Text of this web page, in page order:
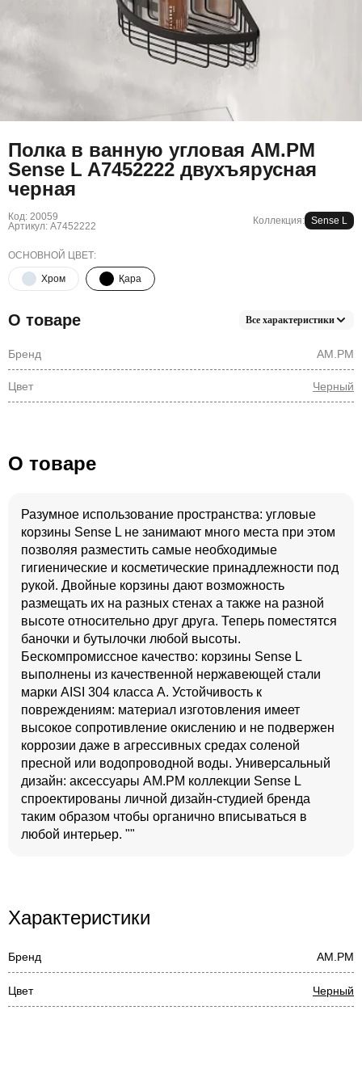
Полка в ванную угловая AM.PM
Sense L A7452222 двухъярусная
черная
Код: 20059
Артикул: A7452222
Коллекция: Sense L
ОСНОВНОЙ ЦВЕТ:
Хром Қара
О товаре Все характеристики
Бренд AM.PM
Цвет Черный
О товаре
Разумное использование пространства: угловые
корзины Sense L не занимают много места при этом
позволяя разместить самые необходимые
гигиенические и косметические принадлежности под
рукой. Двойные корзины дают возможность
размещать их на разных стенах а также на разной
высоте относительно друг друга. Теперь поместятся
баночки и бутылочки любой высоты.
Бескомпромиссное качество: корзины Sense L
выполнены из качественной нержавеющей стали
марки AISI 304 класса А. Устойчивость к
повреждениям: материал изготовления имеет
высокое сопротивление окислению и не подвержен
коррозии даже в агрессивных средах соленой
пресной или водопроводной воды. Универсальный
дизайн: аксессуары АМ.РМ коллекции Sense L
спроектированы личной дизайн-студией бренда
таким образом чтобы органично вписываться в
любой интерьер. ""
Характеристики
Бренд AM.PM
Цвет Черный